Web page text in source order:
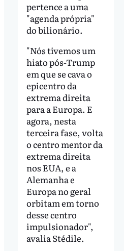
pertence a uma
"agenda própria"
do bilionário.
"Nós tivemos um
hiato pós-Trump
em que se cava o
epicentro da
extrema direita
para a Europa. E
agora, nesta
terceira fase, volta
o centro mentor da
extrema direita
nos EUA, e a
Alemanha e
Europa no geral
orbitam em torno
desse centro
impulsionador",
avalia Stédile.